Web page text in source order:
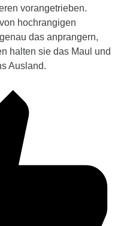
vorangetrieben.
hochrangigen
das anprangern,
halten sie das Maul und
Ausland.